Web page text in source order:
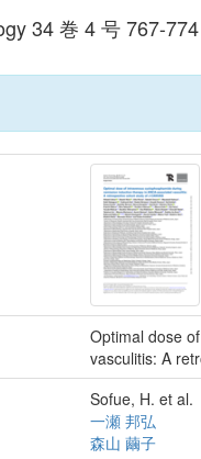
34 巻 4 号 767-
Optimal dose
vasculitis: A
Sofue, H. et al.
一瀬 邦弘
森山 繭子